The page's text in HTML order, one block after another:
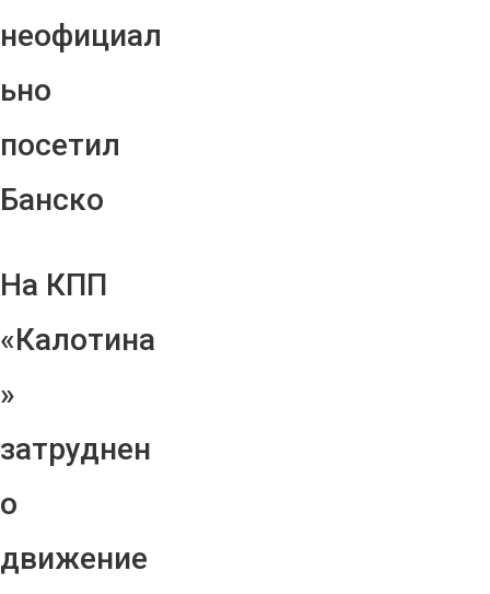
неофициал
ьно
посетил
Банско
На КПП
«Калотина
»
затруднен
о
движение